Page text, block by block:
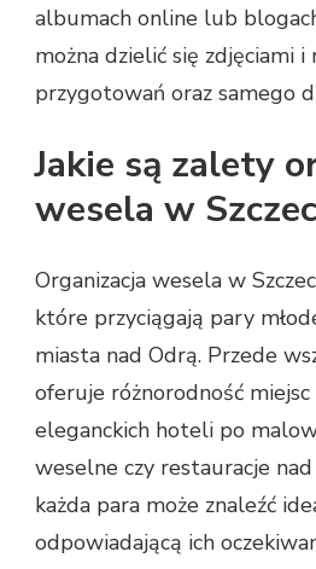
albumach online lub
można dzielić się zdjęciami i
przygotowań oraz samego
Jakie są zalety
wesela w
Organizacja wesela w
które przyciągają pary
miasta nad Odrą. Przede
oferuje różnorodność
eleganckich hoteli po
weselne czy restauracje
każda para może znaleźć
odpowiadającą ich